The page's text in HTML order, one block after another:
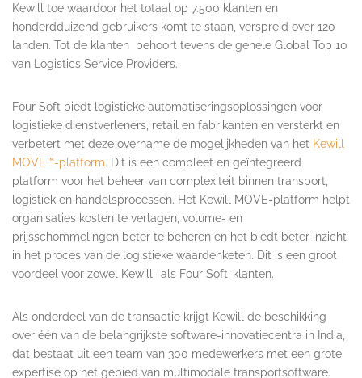
Kewill toe waardoor het totaal op 7.500 klanten en
honderdduizend gebruikers komt te staan, verspreid over 120
landen. Tot de klanten behoort tevens de gehele Global Top 10
van Logistics Service Providers.
Four Soft biedt logistieke automatiseringsoplossingen voor
logistieke dienstverleners, retail en fabrikanten en versterkt en
verbetert met deze overname de mogelijkheden van het Kewill
MOVE™-platform. Dit is een compleet en geïntegreerd
platform voor het beheer van complexiteit binnen transport,
logistiek en handelsprocessen. Het Kewill MOVE-platform helpt
organisaties kosten te verlagen, volume- en
prijsschommelingen beter te beheren en het biedt beter inzicht
in het proces van de logistieke waardenketen. Dit is een groot
voordeel voor zowel Kewill- als Four Soft-klanten.
Als onderdeel van de transactie krijgt Kewill de beschikking
over één van de belangrijkste software-innovatiecentra in India,
dat bestaat uit een team van 300 medewerkers met een grote
expertise op het gebied van multimodale transportsoftware.